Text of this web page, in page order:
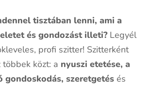
tisztában lenni, ami a
és gondozást illeti?Legyél
profi szitter! Szitterként
közt: a nyuszi etetése, a
gondoskodás, szeretgetés és